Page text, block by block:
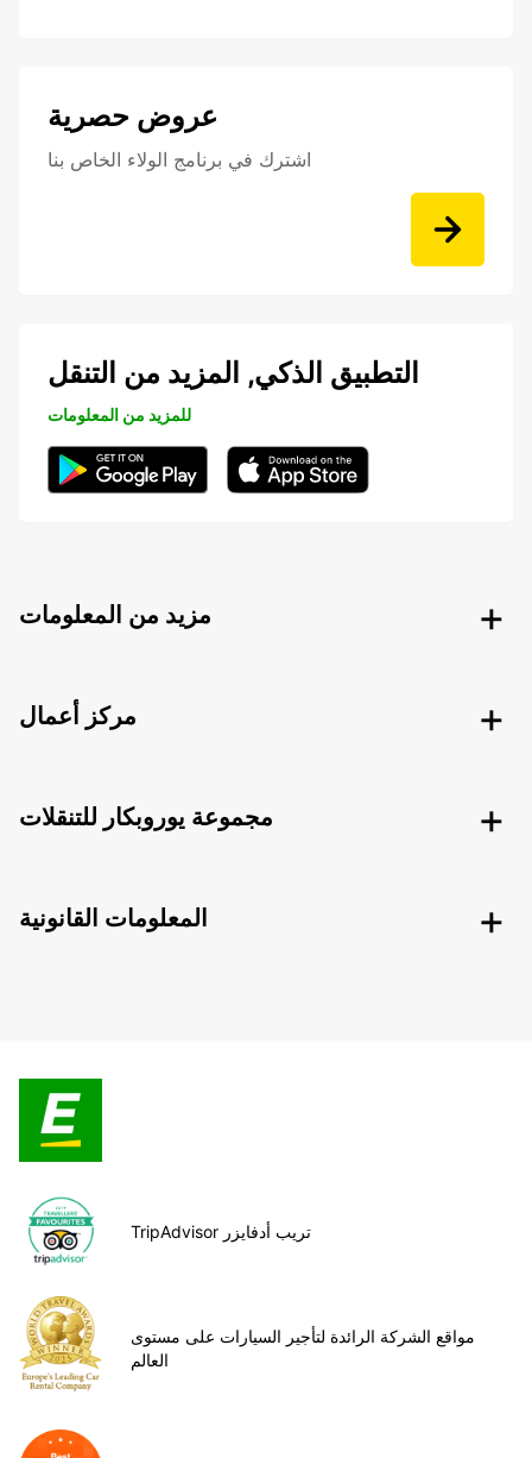
عروض حصرية
اشترك في برنامج الولاء الخاص بنا
التطبيق الذكي, المزيد من التنقل
للمزيد من المعلومات
مزيد من المعلومات
مركز أعمال
مجموعة يوروبكار للتنقلات
المعلومات القانونية
TripAdvisor تريب أدفايزر
مواقع الشركة الرائدة لتأجير السيارات على مستوى
العالم